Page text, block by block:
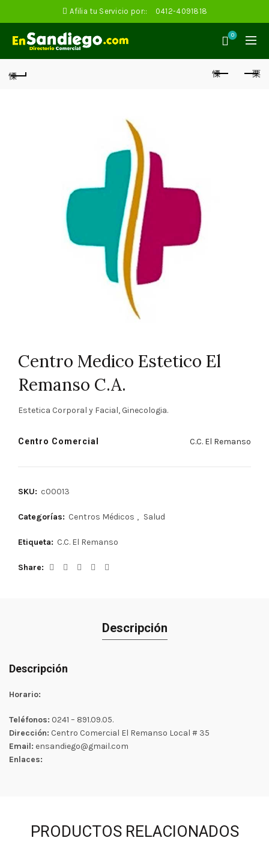
Afilia tu Servicio por:: 0412-4091818
0
Centro Medico Estetico El
Remanso C.A.
Estetica Corporal y Facial, Ginecologia.
Centro Comercial C.C. El Remanso
SKU: c00013
Categorías: Centros Médicos , Salud
Etiqueta: C.C. El Remanso
Share
Descripción
Descripción
Horario:
Teléfonos: 0241 – 891.09.05.
Dirección: Centro Comercial El Remanso Local # 35
Email: ensandiego@gmail.com
Enlaces:
PRODUCTOS RELACIONADOS